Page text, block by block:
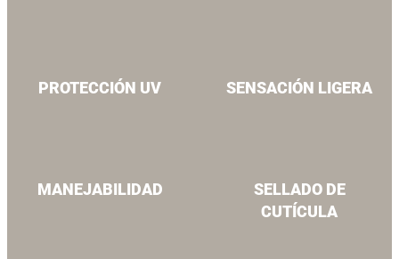
PROTECCIÓN UV SENSACIÓN LIGERA
MANEJABILIDAD
SELLADO DE
CUTÍCULA